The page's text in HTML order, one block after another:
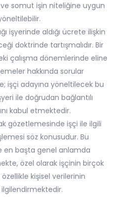
somut işin niteliğine uygun
işyerinde aldığı ücrete ilişkin
doktrinde tartışmalıdır. Bir
çalışma dönemlerinde eline
hakkında sorular
işçi adayına yöneltilecek bu
ile doğrudan bağlantılı
kabul etmektedir.
gözetlemesinde işçi ile ilgili
söz konusudur. Bu
en başta genel anlamda
özel olarak işçinin birçok
kişisel verilerinin
ilgilendirmektedir.